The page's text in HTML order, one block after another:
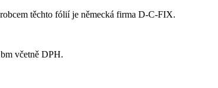
těchto fólií je německá firma D-C-FIX.
včetně DPH.